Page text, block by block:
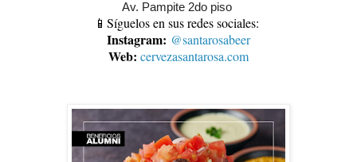
Av. Pampite 2do piso
📱Síguelos en sus redes sociales:
Instagram: @santarosabeer
Web: cervezasantarosa.com